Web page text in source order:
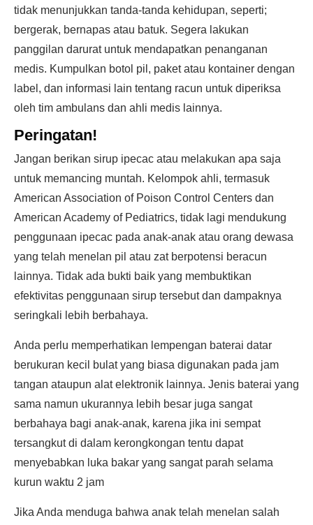
tidak menunjukkan tanda-tanda kehidupan, seperti;
bergerak, bernapas atau batuk. Segera lakukan
panggilan darurat untuk mendapatkan penanganan
medis. Kumpulkan botol pil, paket atau kontainer dengan
label, dan informasi lain tentang racun untuk diperiksa
oleh tim ambulans dan ahli medis lainnya.
Peringatan!
Jangan berikan sirup ipecac atau melakukan apa saja
untuk memancing muntah. Kelompok ahli, termasuk
American Association of Poison Control Centers dan
American Academy of Pediatrics, tidak lagi mendukung
penggunaan ipecac pada anak-anak atau orang dewasa
yang telah menelan pil atau zat berpotensi beracun
lainnya. Tidak ada bukti baik yang membuktikan
efektivitas penggunaan sirup tersebut dan dampaknya
seringkali lebih berbahaya.
Anda perlu memperhatikan lempengan baterai datar
berukuran kecil bulat yang biasa digunakan pada jam
tangan ataupun alat elektronik lainnya. Jenis baterai yang
sama namun ukurannya lebih besar juga sangat
berbahaya bagi anak-anak, karena jika ini sempat
tersangkut di dalam kerongkongan tentu dapat
menyebabkan luka bakar yang sangat parah selama
kurun waktu 2 jam
Jika Anda menduga bahwa anak telah menelan salah